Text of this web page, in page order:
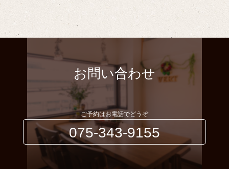
お問い合わせ
ご予約はお電話でどうぞ
075-343-9155